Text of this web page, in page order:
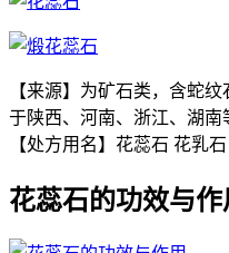
【来源】为矿石类，含蛇
于陕西、河南、浙江、湖南
【处方用名】花蕊石 花乳
花蕊石的功效与作